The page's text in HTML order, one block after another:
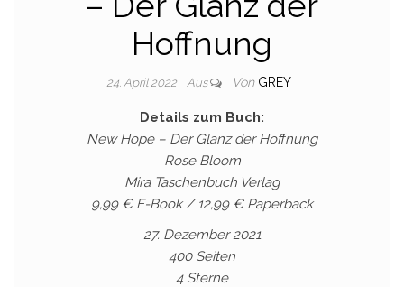
Hoffnung
24. April 2022 Aus Von GREY
Details zum Buch:
New Hope – Der Glanz der Hoffnung
Rose Bloom
Mira Taschenbuch Verlag
9,99 € E-Book / 12,99 € Paperback
27. Dezember 2021
400 Seiten
4 Sterne